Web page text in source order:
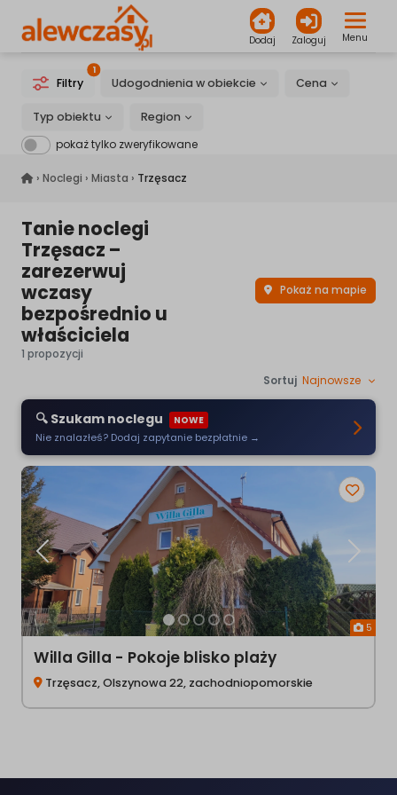
Dodaj Zaloguj Menu
Filtry
1
Udogodnienia w obiekcie Cena
Typ obiektu
Region
pokaż tylko zweryfikowane
alewczasy.pl
› Noclegi › Miasta › Trzęsacz
Tanie noclegi
Trzęsacz –
zarezerwuj
wczasy
bezpośrednio u
właściciela
1 propozycji
Pokaż na mapie
Sortuj Najnowsze
🔍 Szukam noclegu NOWE
Nie znalazłeś? Dodaj zapytanie bezpłatnie →
5
Poprzednia
Willa Gilla - Pokoje blisko plaży
Trzęsacz, Olszynowa 22, zachodniopomorskie